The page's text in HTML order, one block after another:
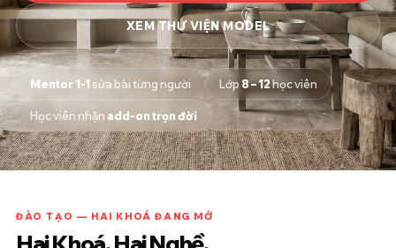
XEM THƯ VIỆN MODEL
Mentor 1-1 sửa bài từng người Lớp 8 – 12học viên
Học viên nhận add-on trọn đời
ĐÀO TẠO — HAI KHOÁ ĐANG MỞ